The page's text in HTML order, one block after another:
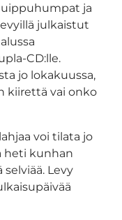
ja
julkaistut
CD:lle.
jo lokakuussa,
kiirettä vai onko
voi tilata jo
heti kunhan
Levy